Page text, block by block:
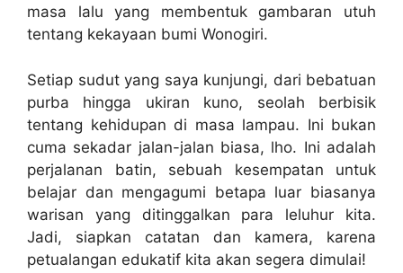
masa lalu yang membentuk gambaran utuh
tentang kekayaan bumi Wonogiri.
Setiap sudut yang saya kunjungi, dari bebatuan
purba hingga ukiran kuno, seolah berbisik
tentang kehidupan di masa lampau. Ini bukan
cuma sekadar jalan-jalan biasa, lho. Ini adalah
perjalanan batin, sebuah kesempatan untuk
belajar dan mengagumi betapa luar biasanya
warisan yang ditinggalkan para leluhur kita.
Jadi, siapkan catatan dan kamera, karena
petualangan edukatif kita akan segera dimulai!